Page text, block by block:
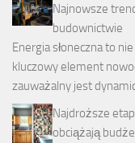
Najnowsze
budownictwie
Energia słoneczna to
kluczowy element
zauważalny jest
Najdroższe
obciążają